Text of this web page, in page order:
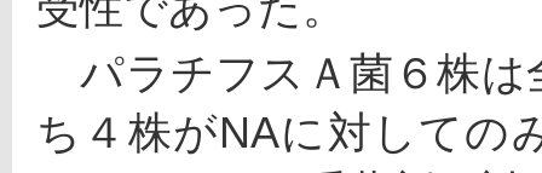
パラチフスＡ菌６株は
ち４株がNAに対しての